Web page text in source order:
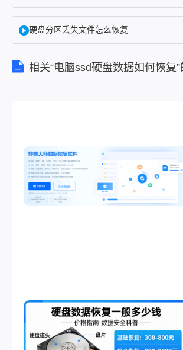
硬盘分区丢失文件怎么恢复
相关“电脑ssd硬盘数据如何恢复